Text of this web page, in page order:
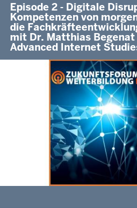
Episode 2 - Digitale
Kompetenzen von
die
mit Dr. Matthias
Advanced Internet